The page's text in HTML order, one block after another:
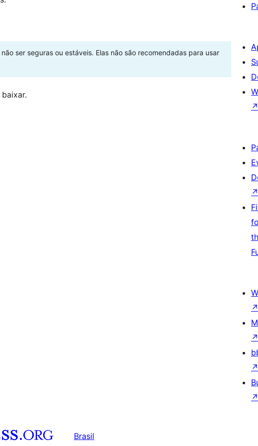
ser seguras ou estáveis. Elas não são recomendadas para usar
↗
↗
↗
↗
↗
↗
Brasil